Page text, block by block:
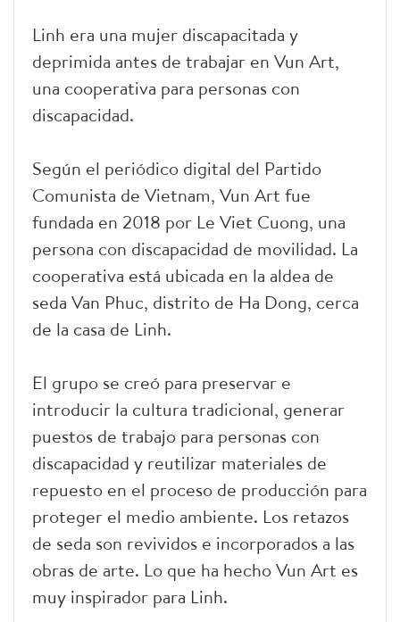
Linh era una mujer discapacitada y
deprimida antes de trabajar en Vun Art,
una cooperativa para personas con
discapacidad.
Según el periódico digital del Partido
Comunista de Vietnam, Vun Art fue
fundada en 2018 por Le Viet Cuong, una
persona con discapacidad de movilidad. La
cooperativa está ubicada en la aldea de
seda Van Phuc, distrito de Ha Dong, cerca
de la casa de Linh.
El grupo se creó para preservar e
introducir la cultura tradicional, generar
puestos de trabajo para personas con
discapacidad y reutilizar materiales de
repuesto en el proceso de producción para
proteger el medio ambiente. Los retazos
de seda son revividos e incorporados a las
obras de arte. Lo que ha hecho Vun Art es
muy inspirador para Linh.